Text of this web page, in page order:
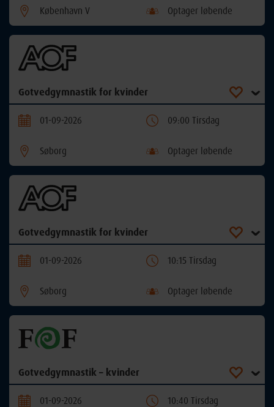
København V Optager løbende
Gotvedgymnastik for kvinder
01-09-2026 09:00 Tirsdag
Søborg Optager løbende
Gotvedgymnastik for kvinder
01-09-2026 10:15 Tirsdag
Søborg Optager løbende
Gotvedgymnastik – kvinder
01-09-2026 10:40 Tirsdag